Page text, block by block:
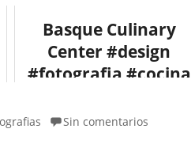
Basque Culinary
Center #design
#fotografia #cocina
Sin comentarios